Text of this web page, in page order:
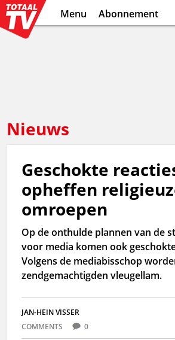
Menu Abonnement
Nieuws
Geschokte
opheffen
omroepen
Op de onthulde plannen van de
voor media komen ook
Volgens de mediabisschop
zendgemachtigden vleugellam.
JAN-HEIN VISSER
COMMENTS
0